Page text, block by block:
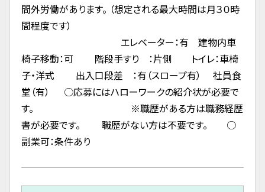
間外労働があります。 （想定される最大時間は月３０時
間程度です）
エレベーター：有 建物内車
椅子移動：可 階段手すり ：片側 トイレ：車椅
子・洋式 出入口段差 ：有（スロープ有） 社員食
堂（有） ○応募にはハローワークの紹介状が必要で
す。 ※職歴がある方は職務経歴
書が必要です。 職歴がない方は不要です。 ○
副業可：条件あり